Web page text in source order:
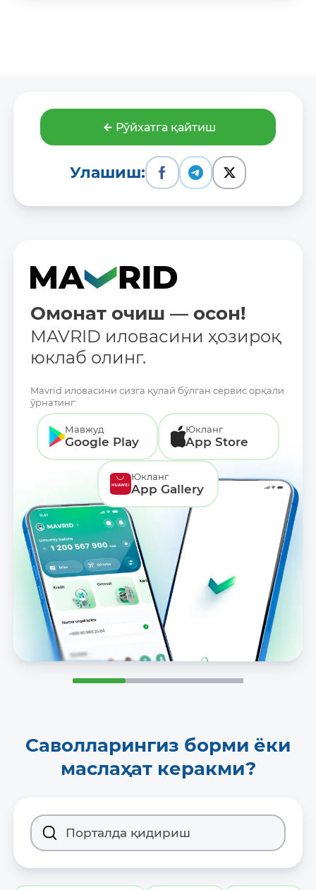
Рўйхатга қайтиш
Улашиш:
Омонат очиш — осон!
MAVRID иловасини ҳозироқ
юклаб олинг.
Mavrid иловасини сизга қулай бўлган сервис орқали
ўрнатинг:
Мавжуд
Google Play
Юкланг
App Store
Юкланг
App Gallery
Саволларингиз борми ёки
маслаҳат керакми?